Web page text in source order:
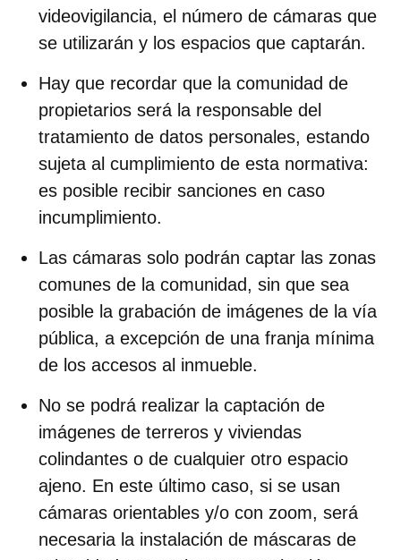
videovigilancia, el número de cámaras que
se utilizarán y los espacios que captarán.
Hay que recordar que la comunidad de
propietarios será la responsable del
tratamiento de datos personales, estando
sujeta al cumplimiento de esta normativa:
es posible recibir sanciones en caso
incumplimiento.
Las cámaras solo podrán captar las zonas
comunes de la comunidad, sin que sea
posible la grabación de imágenes de la vía
pública, a excepción de una franja mínima
de los accesos al inmueble.
No se podrá realizar la captación de
imágenes de terreros y viviendas
colindantes o de cualquier otro espacio
ajeno. En este último caso, si se usan
cámaras orientables y/o con zoom, será
necesaria la instalación de máscaras de